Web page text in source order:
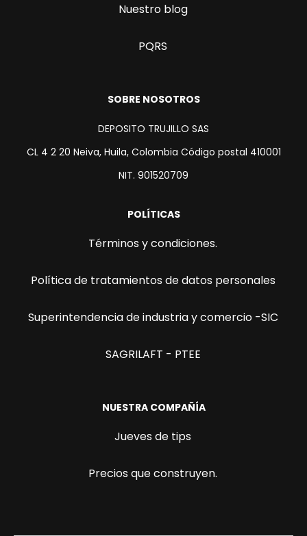
Nuestro blog
PQRS
SOBRE NOSOTROS
DEPOSITO TRUJILLO SAS
CL 4 2 20 Neiva, Huila, Colombia Código postal 410001
NIT. 901520709
POLÍTICAS
Términos y condiciones.
Política de tratamientos de datos personales
Superintendencia de industria y comercio -SIC
SAGRILAFT - PTEE
NUESTRA COMPAÑÍA
Jueves de tips
Precios que construyen.